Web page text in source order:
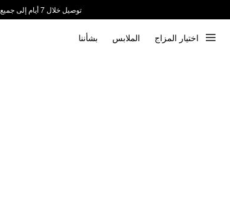
توصيل خلال 7 أيام إلى جميع دول الخليج
اختيار المزاج الملابس بشأننا